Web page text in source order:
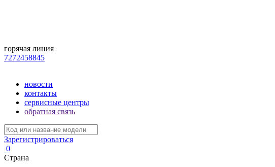
горячая линия
7272458845
новости
контакты
сервисные центры
обратная связь
Зарегистрироваться
0
Страна